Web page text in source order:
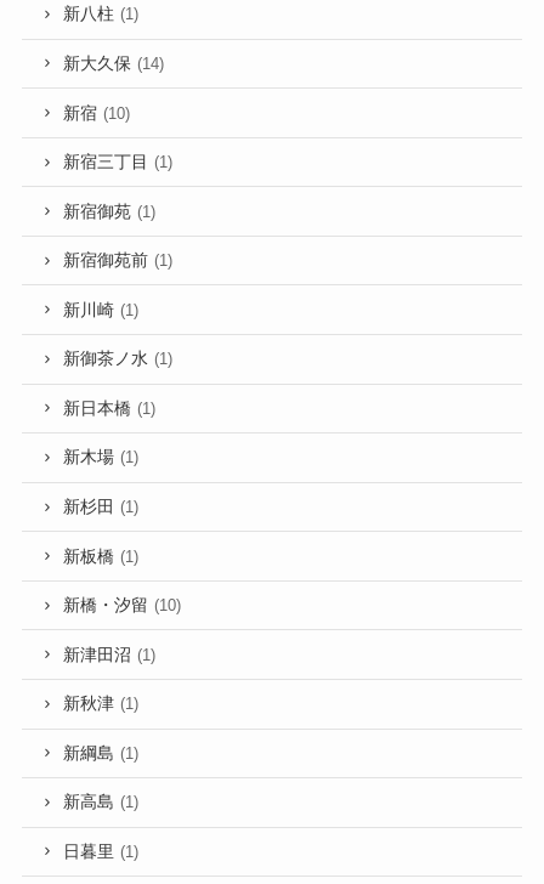
新八柱 (1)
新大久保 (14)
新宿 (10)
新宿三丁目 (1)
新宿御苑 (1)
新宿御苑前 (1)
新川崎 (1)
新御茶ノ水 (1)
新日本橋 (1)
新木場 (1)
新杉田 (1)
新板橋 (1)
新橋・汐留 (10)
新津田沼 (1)
新秋津 (1)
新綱島 (1)
新高島 (1)
日暮里 (1)